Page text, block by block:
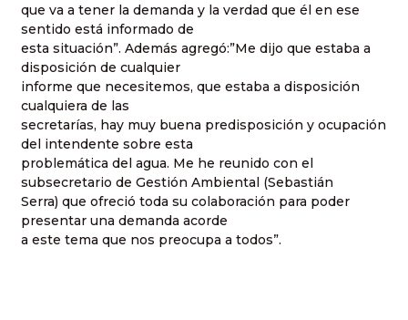
que va a tener la demanda y la verdad que él en ese
sentido está informado de
esta situación”. Además agregó:”Me dijo que estaba a
disposición de cualquier
informe que necesitemos, que estaba a disposición
cualquiera de las
secretarías, hay muy buena predisposición y ocupación
del intendente sobre esta
problemática del agua. Me he reunido con el
subsecretario de Gestión Ambiental (Sebastián
Serra) que ofreció toda su colaboración para poder
presentar una demanda acorde
a este tema que nos preocupa a todos”.